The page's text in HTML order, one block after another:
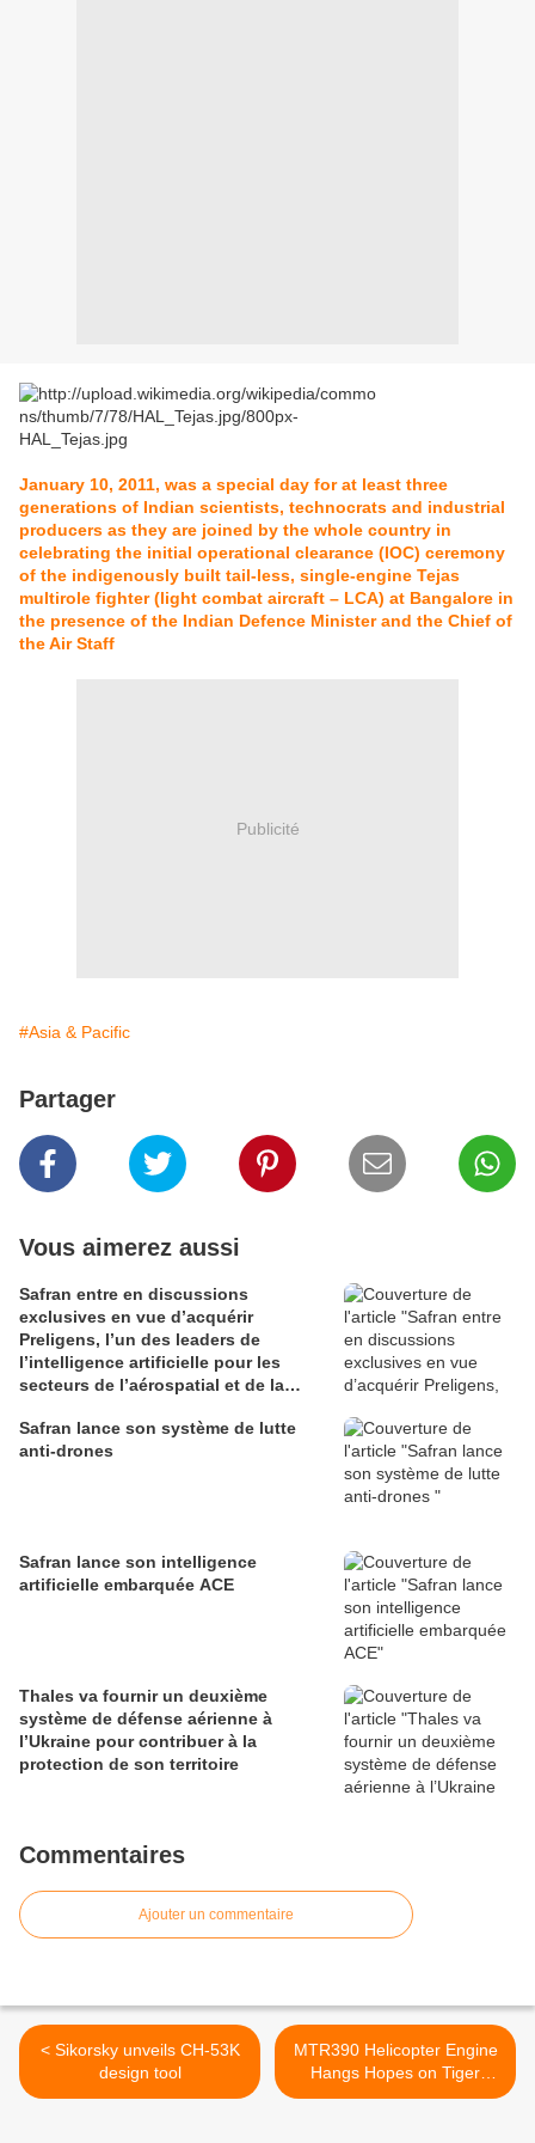
January 10, 2011, was a special day for at least three
generations of Indian scientists, technocrats and industrial
producers as they are joined by the whole country in
celebrating the initial operational clearance (IOC) ceremony
of the indigenously built tail-less, single-engine Tejas
multirole fighter (light combat aircraft – LCA) at Bangalore in
the presence of the Indian Defence Minister and the Chief of
the Air Staff
Publicité
#Asia & Pacific
Partager
Vous aimerez aussi
Safran entre en discussions
exclusives en vue d’acquérir
Preligens, l’un des leaders de
l’intelligence artificielle pour les
secteurs de l’aérospatial et de la
Safran lance son système de lutte
anti-drones
Safran lance son intelligence
artificielle embarquée ACE
Thales va fournir un deuxième
système de défense aérienne à
l’Ukraine pour contribuer à la
protection de son territoire
Commentaires
Ajouter un commentaire
< Sikorsky unveils CH-53K
design tool
MTR390 Helicopter Engine
Hangs Hopes on Tiger
Sales >